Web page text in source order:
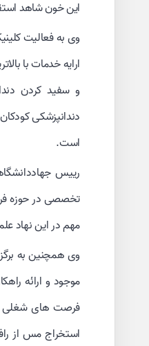
این خون شاهد
وی به فعالیت
ارایه خدمات با
و سفید کردن
دندانپزشکی
است.
مهم در این نهاد
وی همچنین به
موجود و ارائه
فرصت های شغلی
استخراج مس از